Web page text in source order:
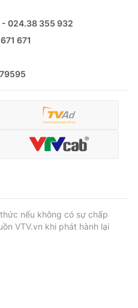
024.38 355 932
671
nếu không có sự chấp
VTV.vn khi phát hành lại